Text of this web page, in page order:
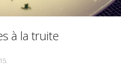
à la truite
.